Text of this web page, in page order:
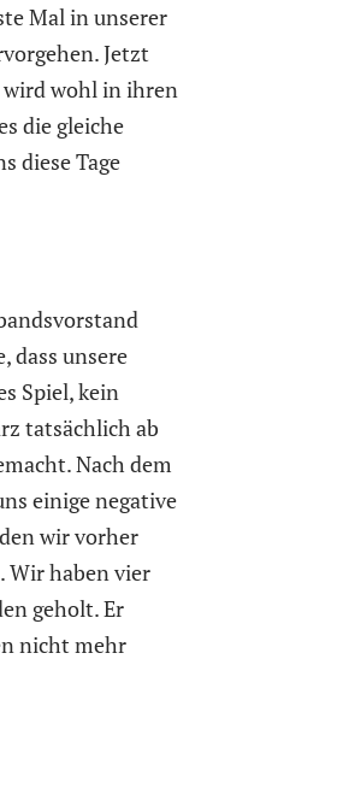
Mal in unserer
Jetzt
wohl in ihren
die gleiche
diese Tage
dass unsere
Spiel, kein
tatsächlich ab
Nach dem
einige negative
wir vorher
Wir haben vier
geholt. Er
nicht mehr